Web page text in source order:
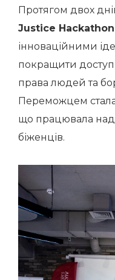
Протягом двох
Justice Hackathon
інноваційними
покращити
права людей та
Переможцем
що працювала над
біженців.